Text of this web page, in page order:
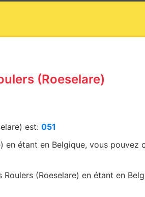
(Roeselare)
est: 051
en étant en Belgique, vous pouvez
(Roeselare) en étant en